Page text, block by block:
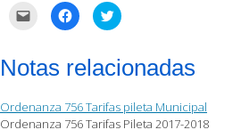
correo
electrónico
amigo
(Se
Haz
clic
Facebook
(Se
una
ventana
Haz
clic
en
Twitter
(Se
una
ventana
Notas relacionadas
Ordenanza 756 Tarifas pileta Municipal
Ordenanza 756 Tarifas Pileta 2017-2018